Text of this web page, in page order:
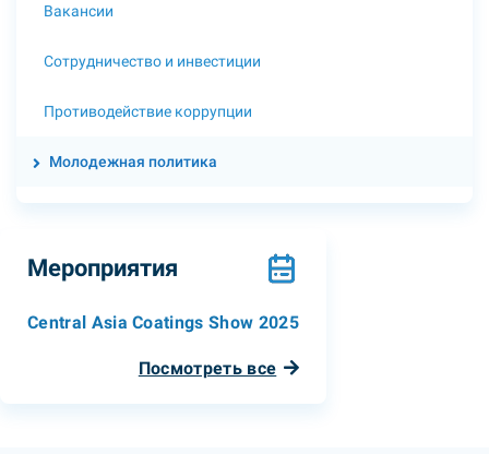
Вакансии
Сотрудничество и инвестиции
Противодействие коррупции
Молодежная политика
Мероприятия
Central Asia Coatings Show 2025
Посмотреть все